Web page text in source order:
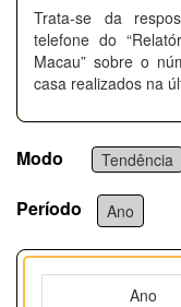
Trata-se da
telefone do
Macau” sobre o
casa realizados na
Modo Tendência
Período Ano
Ano